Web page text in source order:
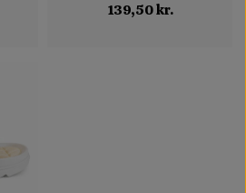
139,50 kr.